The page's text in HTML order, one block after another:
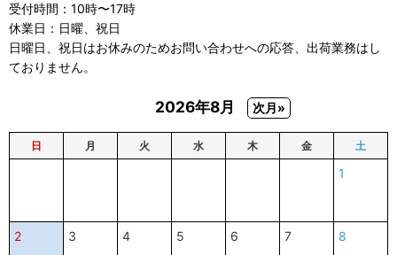
受付時間：10時〜17時
休業日：日曜、祝日
日曜日、祝日はお休みのためお問い合わせへの応答、出荷業務はし
ておりません。
2026年8月 次月»
日 月 火 水 木 金 土
1
2 3 4 5 6 7 8